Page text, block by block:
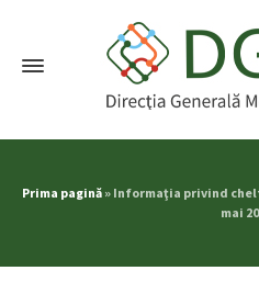
Prima pagină » Informaţia privind
mai